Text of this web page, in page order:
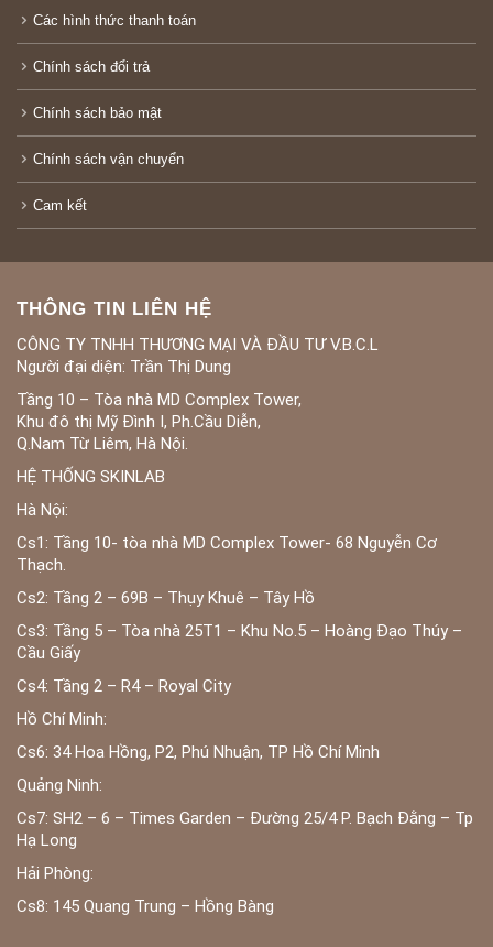
Các hình thức thanh toán
Chính sách đổi trả
Chính sách bảo mật
Chính sách vận chuyển
Cam kết
THÔNG TIN LIÊN HỆ
CÔNG TY TNHH THƯƠNG MẠI VÀ ĐẦU TƯ V.B.C.L
Người đại diện: Trần Thị Dung
Tầng 10 – Tòa nhà MD Complex Tower,
Khu đô thị Mỹ Đình I, Ph.Cầu Diễn,
Q.Nam Từ Liêm, Hà Nội.
HỆ THỐNG SKINLAB
Hà Nội:
Cs1: Tầng 10- tòa nhà MD Complex Tower- 68 Nguyễn Cơ
Thạch.
Cs2: Tầng 2 – 69B – Thụy Khuê – Tây Hồ
Cs3: Tầng 5 – Tòa nhà 25T1 – Khu No.5 – Hoàng Đạo Thúy –
Cầu Giấy
Cs4: Tầng 2 – R4 – Royal City
Hồ Chí Minh:
Cs6: 34 Hoa Hồng, P2, Phú Nhuận, TP Hồ Chí Minh
Quảng Ninh:
Cs7: SH2 – 6 – Times Garden – Đường 25/4 P. Bạch Đằng – Tp
Hạ Long
Hải Phòng:
Cs8: 145 Quang Trung – Hồng Bàng